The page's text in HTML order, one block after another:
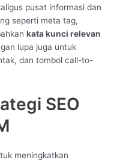
pusat informasi dan
seperti meta tag,
kata kunci relevan
lupa juga untuk
dan tombol call-to-
SEO
meningkatkan